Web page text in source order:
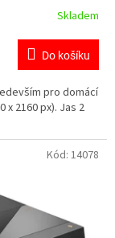
Skladem
Do košíku
pro domácí
x 2160 px). Jas 2
Kód: 14078